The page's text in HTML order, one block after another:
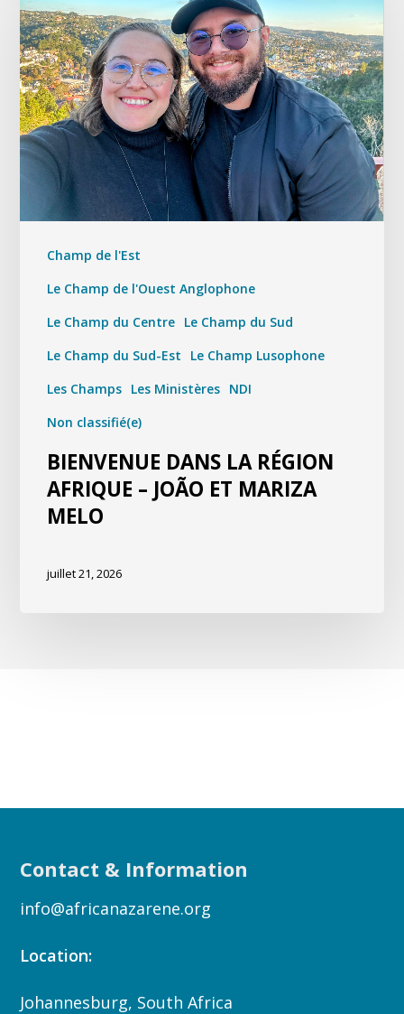
Champ de l'Est
Le Champ de l'Ouest Anglophone
Le Champ du Centre Le Champ du Sud
Le Champ du Sud-Est
Le Champ Lusophone
Les Champs Les Ministères NDI
Non classifié(e)
BIENVENUE DANS LA RÉGION
AFRIQUE – JOÃO ET MARIZA
MELO
juillet 21, 2026
Contact & Information
info@africanazarene.org
Location:
Johannesburg, South Africa